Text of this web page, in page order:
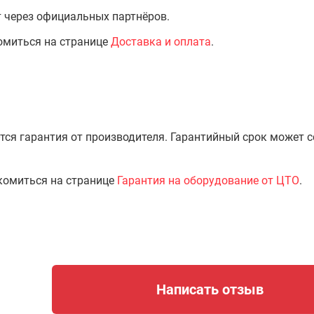
официальных партнёров.
на странице Доставка и оплата.
гарантия от производителя. Гарантийный срок может
на странице Гарантия на оборудование от ЦТО.
Написать отзыв